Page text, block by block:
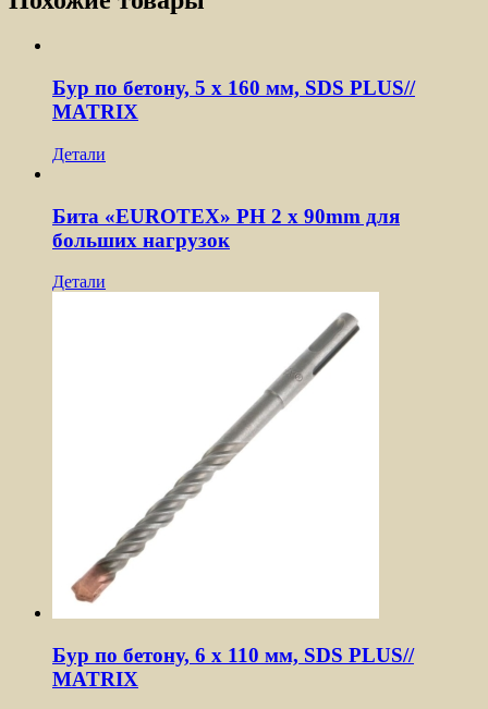
Бур по бетону, 5 x 160 мм, SDS PLUS//
MATRIX
Детали
Бита «EUROTEX» PH 2 х 90mm для
больших нагрузок
Детали
Бур по бетону, 6 x 110 мм, SDS PLUS//
MATRIX